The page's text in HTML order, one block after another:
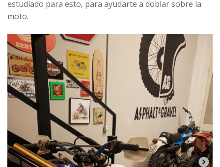
estudiado para esto, para ayudarte a doblar sobre la
moto.